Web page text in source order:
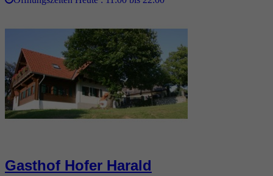
Gasthof Hofer Harald